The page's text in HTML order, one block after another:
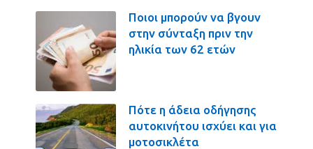
Ποιοι μπορούν να βγουν
στην σύνταξη πριν την
ηλικία των 62 ετών
Πότε η άδεια οδήγησης
αυτοκινήτου ισχύει και για
μοτοσικλέτα